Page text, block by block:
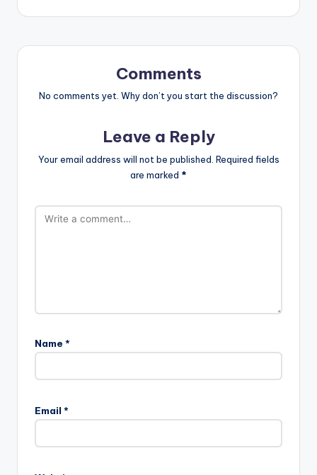
Comments
No comments yet. Why don’t you start the discussion?
Leave a Reply
Your email address will not be published. Required fields
are marked *
Name *
Email *